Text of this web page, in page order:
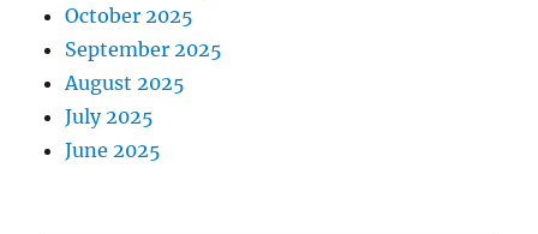
October 2025
September 2025
August 2025
July 2025
June 2025